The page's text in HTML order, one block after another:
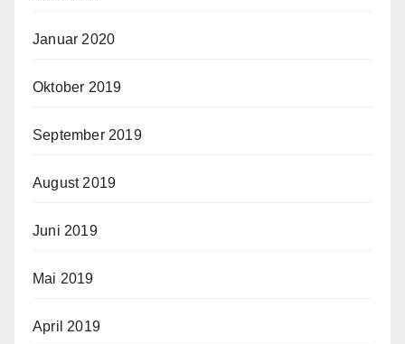
Januar 2020
Oktober 2019
September 2019
August 2019
Juni 2019
Mai 2019
April 2019